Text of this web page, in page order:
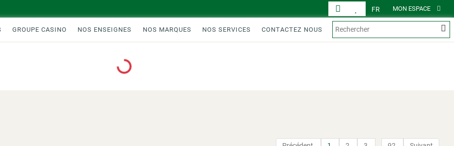
MON ESPACE
FR
GROUPE CASINO NOS ENSEIGNES NOS MARQUES NOS SERVICES CONTACTEZ NOUS
Loading...